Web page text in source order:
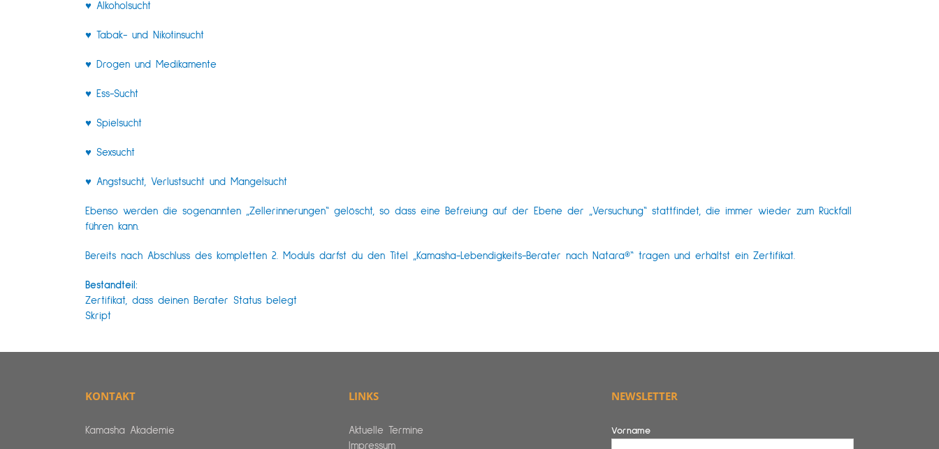
♥ Alkoholsucht
♥ Tabak- und Nikotinsucht
♥ Drogen und Medikamente
♥ Ess-Sucht
♥ Spielsucht
♥ Sexsucht
♥ Angstsucht, Verlustsucht und Mangelsucht
Ebenso werden die sogenannten „Zellerinnerungen“ gelöscht, so dass eine Befreiung auf der Ebene der „Versuchung“ stattfindet, die immer wieder zum Rückfall
führen kann.
Bereits nach Abschluss des kompletten 2. Moduls darfst du den Titel „Kamasha-Lebendigkeits-Berater nach Natara®“ tragen und erhältst ein Zertifikat.
Bestandteil:
Zertifikat, dass deinen Berater Status belegt
Skript
KONTAKT
Kamasha Akademie
LINKS
Aktuelle Termine
Impressum
NEWSLETTER
Vorname